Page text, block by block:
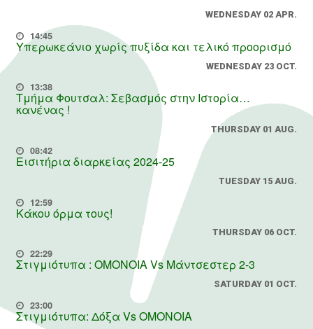
WEDNESDAY 02 APR.
14:45
Υπερωκεάνιο χωρίς πυξίδα και τελικό προορισμό
WEDNESDAY 23 OCT.
13:38
Τμήμα Φουτσαλ: Σεβασμός στην Ιστορία…
κανένας !
THURSDAY 01 AUG.
08:42
Εισιτήρια διαρκείας 2024-25
TUESDAY 15 AUG.
12:59
Κάκου όρμα τους!
THURSDAY 06 OCT.
22:29
Στιγμιότυπα : ΟΜΟΝΟΙΑ Vs Μάντσεστερ 2-3
SATURDAY 01 OCT.
23:00
Στιγμιότυπα: Δόξα Vs OMONOIA